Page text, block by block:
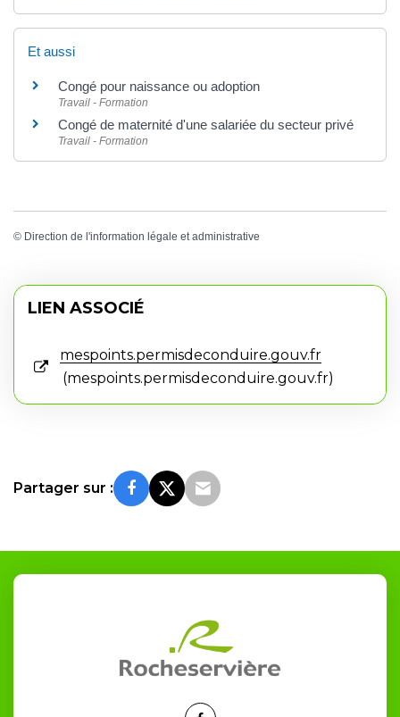
Et aussi
Congé pour naissance ou adoption
Travail - Formation
Congé de maternité d'une salariée du secteur privé
Travail - Formation
© Direction de l'information légale et administrative
LIEN ASSOCIÉ
mespoints.permisdeconduire.gouv.fr
mespoints.permisdeconduire.gouv.fr
Partager sur :